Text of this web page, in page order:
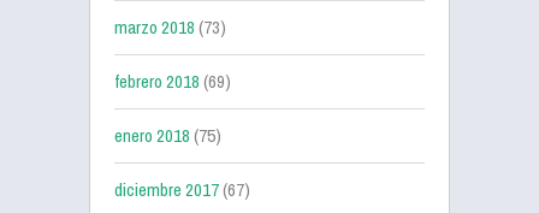
marzo 2018(73)
febrero 2018(69)
enero 2018(75)
diciembre 2017(67)